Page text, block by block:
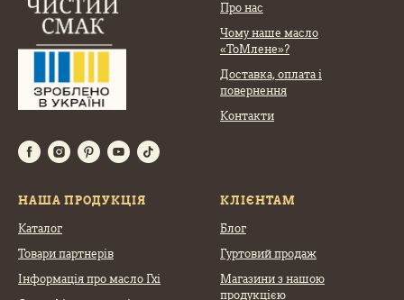
Про нас
Чому наше масло
«ТоМлене»?
Доставка, оплата і
повернення
Контакти
НАША ПРОДУКЦІЯ
Каталог
Товари партнерів
Інформація про масло Гхі
КЛІЄНТАМ
Блог
Гуртовий продаж
Магазини з нашою
продукцією